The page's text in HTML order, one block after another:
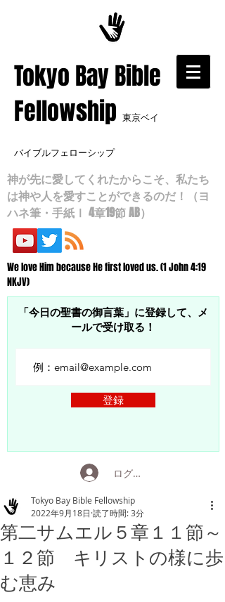
​Tokyo Bay Bible
Fellowship 東京ベイ
バイブルフェローシップ
神が先に愛してくれたからこそ、私たち
は神や人を愛すことができるのだ！（ヨ
ハネ筆・手紙Ⅰ 4章19節 AB）
We love Him because He first loved us. (1 John 4:19
NKJV)
「今日の聖書の御言葉」に登録して、メ
ールで受け取る！
登録
ログイン
第二サムエル５章１１節～
１２節 キリストの様に歩
む恵み
Tokyo Bay Bible Fellowship
2022年9月18日 読了時間: 3分